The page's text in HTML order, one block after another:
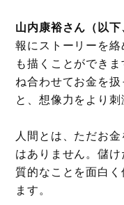
山内康裕さん（以
報にストーリーを
も描くことができ
ね合わせてお金を
と、想像力をより刺
人間とは、ただお
はありません。儲
質的なことを面白
ます。